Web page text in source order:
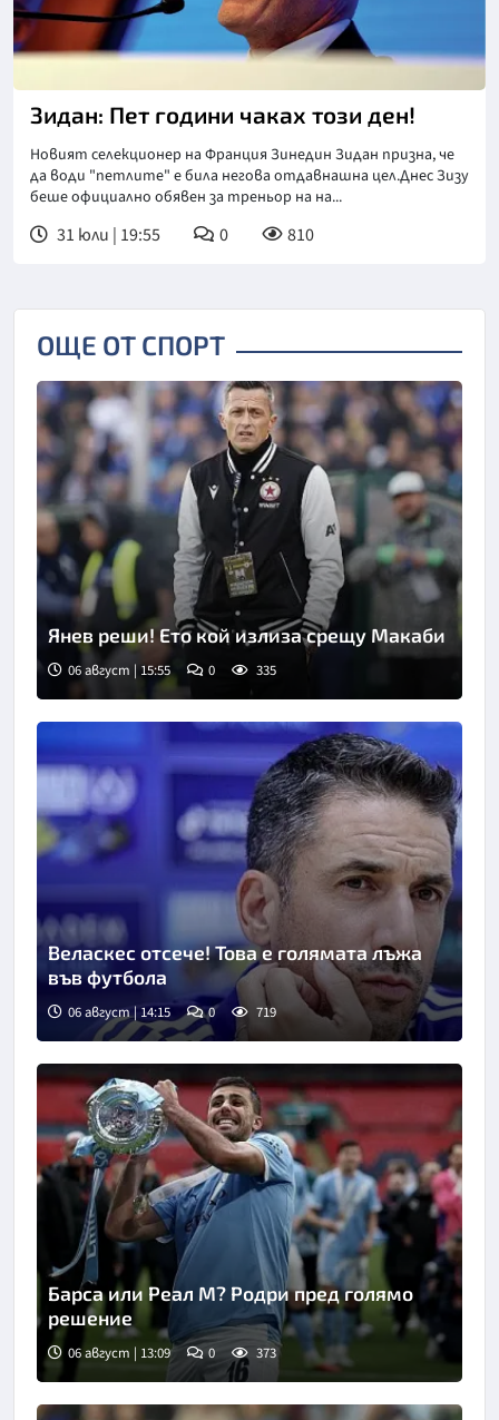
Зидан: Пет години чаках този ден!
Новият селекционер на Франция Зинедин Зидан призна, че
да води "петлите" е била негова отдавнашна цел.Днес Зизу
беше официално обявен за треньор на на...
31 юли | 19:55 0 810
ОЩЕ ОТ СПОРТ
Янев реши! Ето кой излиза срещу Макаби
06 август | 15:55 0 335
Веласкес отсече! Това е голямата лъжа
във футбола
06 август | 14:15 0 719
Барса или Реал М? Родри пред голямо
решение
06 август | 13:09 0 373